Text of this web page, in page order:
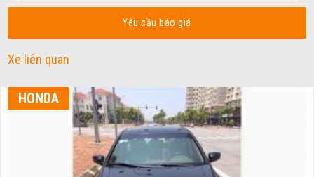
Yêu cầu báo giá
Xe liên quan
HONDA